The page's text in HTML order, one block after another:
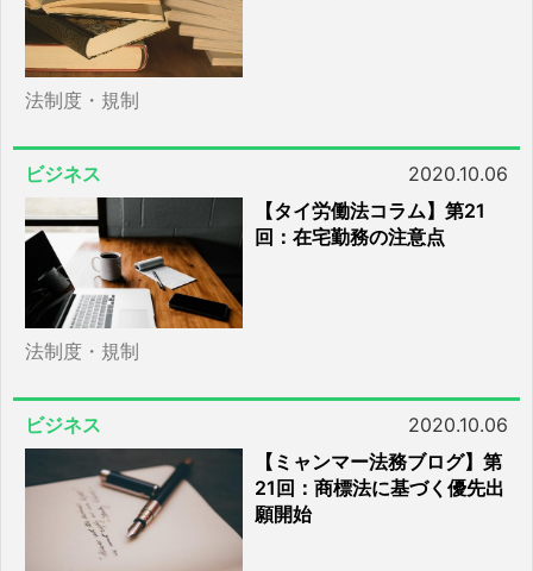
法制度・規制
ビジネス
2020.10.06
【タイ労働法コラム】第21
回：在宅勤務の注意点
法制度・規制
ビジネス
2020.10.06
【ミャンマー法務ブログ】第
21回：商標法に基づく優先出
願開始